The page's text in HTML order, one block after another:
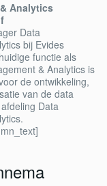
Analytics
Data
bij Evides
functie als
& Analytics is
de ontwikkeling,
van de data
Data